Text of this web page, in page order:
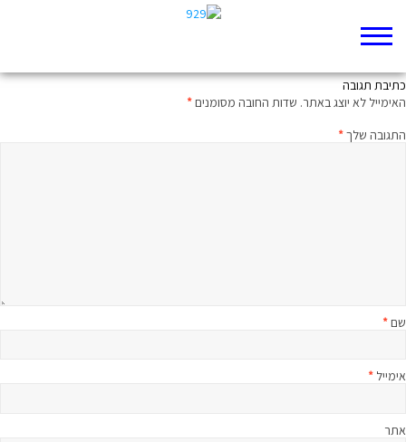
כתיבת תגובה
האימייל לא יוצג באתר. שדות החובה מסומנים*
התגובה שלך*
שם*
אימייל *
אתר